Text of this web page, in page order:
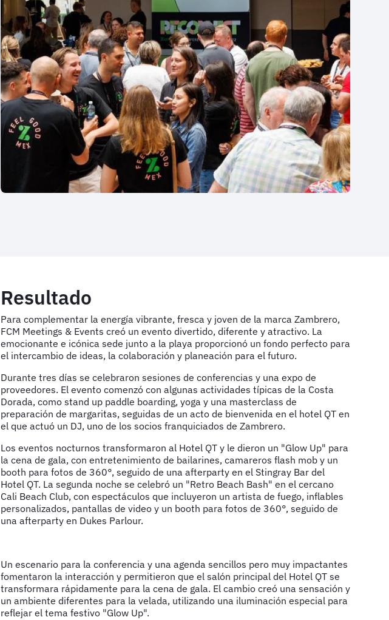
Resultado
Para complementar la energía vibrante, fresca y joven de la marca Zambrero,
FCM Meetings & Events creó un evento divertido, diferente y atractivo. La
emocionante e icónica sede junto a la playa proporcionó un fondo perfecto para
el intercambio de ideas, la colaboración y planeación para el futuro.
Durante tres días se celebraron sesiones de conferencias y una expo de
proveedores. El evento comenzó con algunas actividades típicas de la Costa
Dorada, como stand up paddle boarding, yoga y una masterclass de
preparación de margaritas, seguidas de un acto de bienvenida en el hotel QT en
el que actuó un DJ, uno de los socios franquiciados de Zambrero.
Los eventos nocturnos transformaron al Hotel QT y le dieron un "Glow Up" para
la cena de gala, con entretenimiento de bailarines, camareros flash mob y un
booth para fotos de 360°, seguido de una afterparty en el Stingray Bar del
Hotel QT. La segunda noche se celebró un "Retro Beach Bash" en el cercano
Cali Beach Club, con espectáculos que incluyeron un artista de fuego, inflables
personalizados, pantallas de video y un booth para fotos de 360°, seguido de
una afterparty en Dukes Parlour.
Un escenario para la conferencia y una agenda sencillos pero muy impactantes
fomentaron la interacción y permitieron que el salón principal del Hotel QT se
transformara rápidamente para la cena de gala. El cambio creó una sensación y
un ambiente diferentes para la velada, utilizando una iluminación especial para
reflejar el tema festivo "Glow Up".